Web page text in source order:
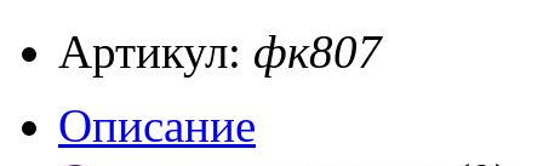
Артикул: фк807
Описание